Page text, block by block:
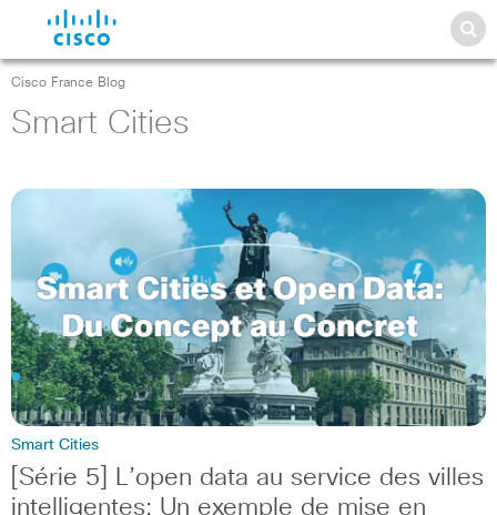
Cisco France Blog
Smart Cities
Smart Cities
[Série 5] L’open data au service des villes
intelligentes: Un exemple de mise en